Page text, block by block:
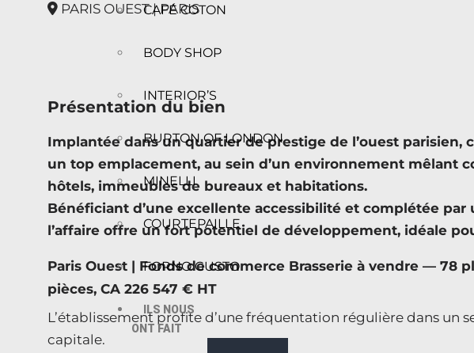
CAFÉ COTON
BODY SHOP
INTERIOR’S
BURTON OF LONDON
MINELLI
COURTEPAILLE
FORNO GUSTO
ILS NOUS
ONT FAIT
PARIS OUEST | PARIS
Présentation du bien
Implantée dans un quartier de prestige de l’ouest parisien,
un top emplacement, au sein d’un environnement mêlant
hôtels, immeubles de bureaux et habitations.
Bénéficiant d’une excellente accessibilité et complétée par
l’affaire offre un fort potentiel de développement, idéale
Paris Ouest | Fonds de commerce Brasserie à vendre — 78
pièces, CA 226 547 € HT
L’établissement profite d’une fréquentation régulière dans un
capitale.